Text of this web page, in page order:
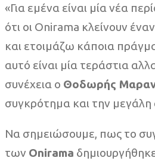
«Για εμένα είναι μία νέα
ότι οι Onirama κλείνουν
και ετοιμάζω κάποια
αυτό είναι μία τεράστια
συνέχεια ο Θοδωρής
συγκρότημα και την
Να σημειώσουμε, πως το
των Onirama